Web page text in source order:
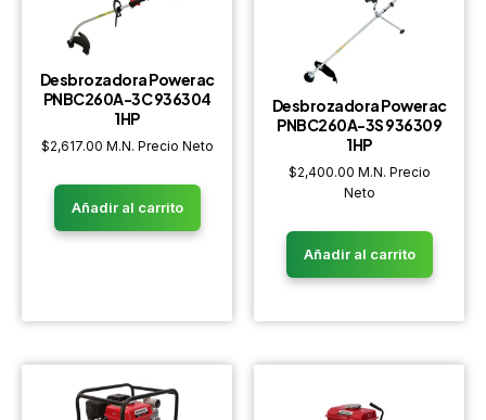
Desbrozadora Powerac
PNBC260A-3C 936304
1HP
$2,617.00 M.N. Precio Neto
Añadir al carrito
Desbrozadora Powerac
PNBC260A-3S 936309
1HP
$2,400.00 M.N. Precio
Neto
Añadir al carrito